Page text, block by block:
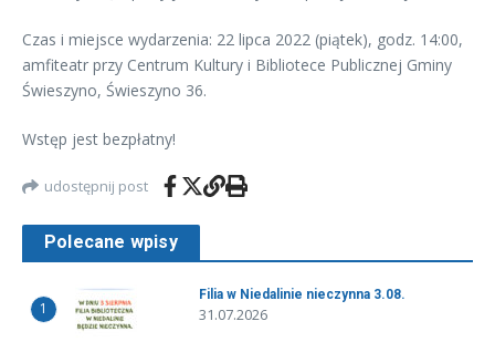
Czas i miejsce wydarzenia: 22 lipca 2022 (piątek), godz. 14:00,
amfiteatr przy Centrum Kultury i Bibliotece Publicznej Gminy
Świeszyno, Świeszyno 36.
Wstęp jest bezpłatny!
udostępnij post
Polecane wpisy
1
Filia w Niedalinie nieczynna 3.08.
31.07.2026